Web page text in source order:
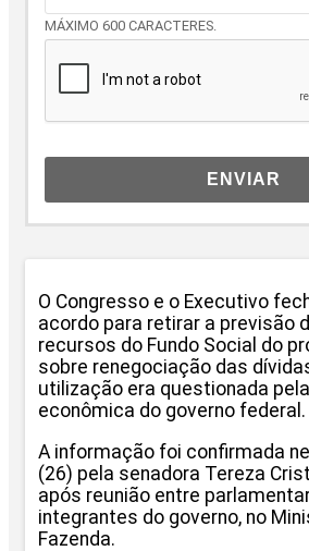
MÁXIMO 600 CARACTERES.
ENVIAR
O Congresso e o Executivo
acordo para retirar a previsão
recursos do Fundo Social do
sobre renegociação das
utilização era questionada
econômica do governo federal.
A informação foi confirmada
(26) pela senadora Tereza
após reunião entre
integrantes do governo, no
Fazenda.